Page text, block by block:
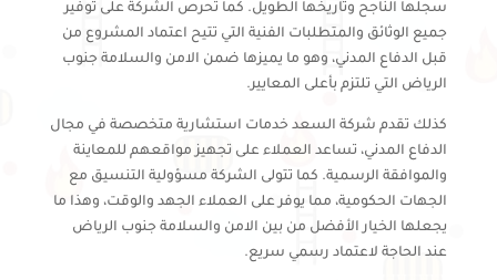
سجلها الناجح وتاريخها الطويل. كما تحرص الشركة على توفير
جميع الوثائق والمتطلبات الفنية التي تتيح اعتماد المشروع من
قبل الدفاع المدني، وهو ما يميزها ضمن الامن والسلامة جنوب
الرياض التي تلتزم بأعلى المعايير.
كذلك تقدم شركة السعد خدمات استشارية متخصصة في مجال
الدفاع المدني، تساعد العملاء على تجهيز مواقعهم للمعاينة
والموافقة الرسمية. كما تتولى الشركة مسؤولية التنسيق مع
الجهات الحكومية، مما يوفر على العملاء الجهد والوقت، وهذا ما
يجعلها الخيار الأفضل من بين الامن والسلامة جنوب الرياض
عند الحاجة لاعتماد رسمي سريع.